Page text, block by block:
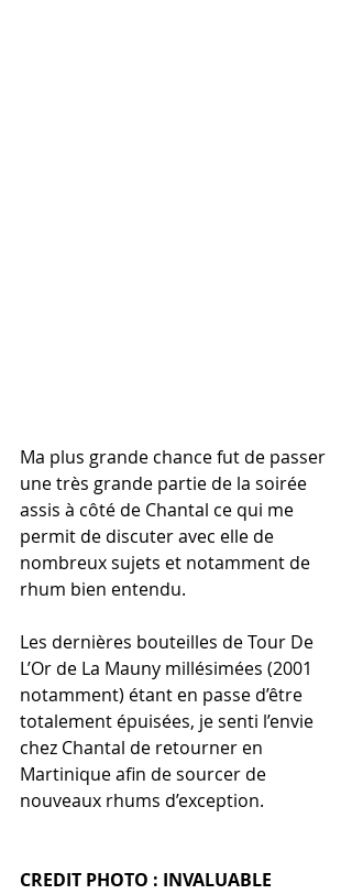
Ma plus grande chance fut de passer
une très grande partie de la soirée
assis à côté de Chantal ce qui me
permit de discuter avec elle de
nombreux sujets et notamment de
rhum bien entendu.
Les dernières bouteilles de Tour De
L’Or de La Mauny millésimées (2001
notamment) étant en passe d’être
totalement épuisées, je senti l’envie
chez Chantal de retourner en
Martinique afin de sourcer de
nouveaux rhums d’exception.
CREDIT PHOTO : INVALUABLE